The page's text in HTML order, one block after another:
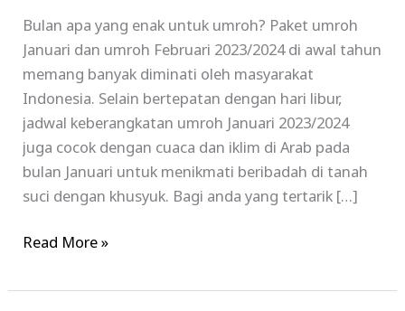
Bulan apa yang enak untuk umroh? Paket umroh
Januari dan umroh Februari 2023/2024 di awal tahun
memang banyak diminati oleh masyarakat
Indonesia. Selain bertepatan dengan hari libur,
jadwal keberangkatan umroh Januari 2023/2024
juga cocok dengan cuaca dan iklim di Arab pada
bulan Januari untuk menikmati beribadah di tanah
suci dengan khusyuk. Bagi anda yang tertarik […]
Read More »